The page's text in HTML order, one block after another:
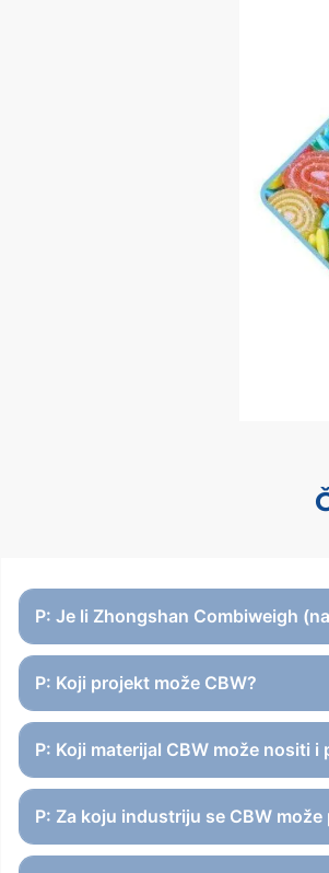
P: Je li Zhongshan Combiweigh
P: Koji projekt može CBW?
P: Koji materijal CBW može nositi i
P: Za koju industriju se CBW može